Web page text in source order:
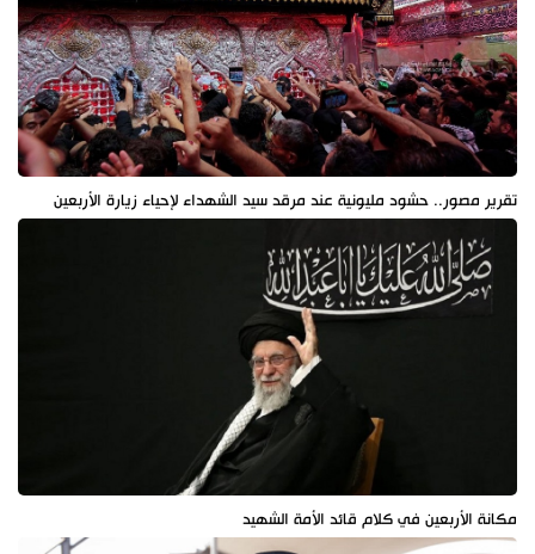
تقرير مصور.. حشود مليونية عند مرقد سيد الشهداء لإحياء زيارة الأربعين
مكانة الأربعين في كلام قائد الأمة الشهيد